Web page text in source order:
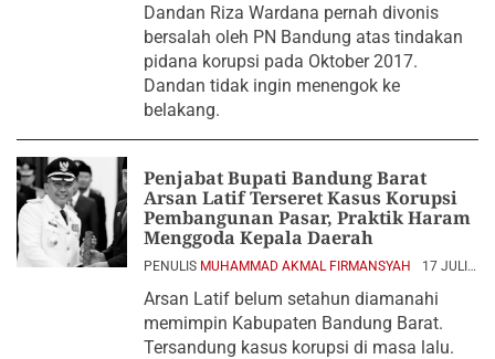
Dandan Riza Wardana pernah divonis
bersalah oleh PN Bandung atas tindakan
pidana korupsi pada Oktober 2017.
Dandan tidak ingin menengok ke
belakang.
Penjabat Bupati Bandung Barat
Arsan Latif Terseret Kasus Korupsi
Pembangunan Pasar, Praktik Haram
Menggoda Kepala Daerah
PENULIS MUHAMMAD AKMAL FIRMANSYAH
17 JULI
Arsan Latif belum setahun diamanahi
memimpin Kabupaten Bandung Barat.
Tersandung kasus korupsi di masa lalu.